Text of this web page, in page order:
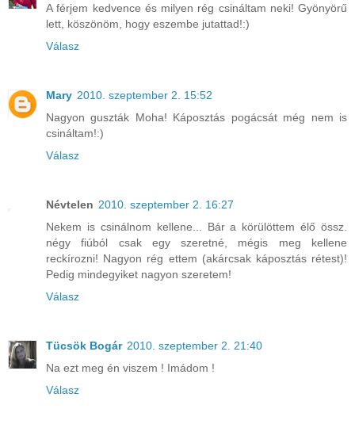
A férjem kedvence és milyen rég csináltam neki! Gyönyörű
lett, köszönöm, hogy eszembe jutattad!:)
Válasz
Mary 2010. szeptember 2. 15:52
Nagyon guszták Moha! Káposztás pogácsát még nem is
csináltam!:)
Válasz
Névtelen 2010. szeptember 2. 16:27
Nekem is csinálnom kellene... Bár a körülöttem élő össz.
négy fiúból csak egy szeretné, mégis meg kellene
reckírozni! Nagyon rég ettem (akárcsak káposztás rétest)!
Pedig mindegyiket nagyon szeretem!
Válasz
Tücsök Bogár 2010. szeptember 2. 21:40
Na ezt meg én viszem ! Imádom !
Válasz